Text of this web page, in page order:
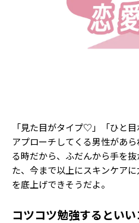
「見た目がタイプ♡」「ひと
アプローチしてくる男性があ
る時だから、ふだんから手を
た、今まで以上にスキンケア
を底上げできそうだよ。
コツコツ勉強するといい